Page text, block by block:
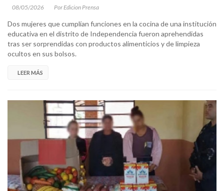
08/05/2026 Por Edicion Prensa
Dos mujeres que cumplían funciones en la cocina de una institución
educativa en el distrito de Independencia fueron aprehendidas
tras ser sorprendidas con productos alimenticios y de limpieza
ocultos en sus bolsos.
LEER MÁS